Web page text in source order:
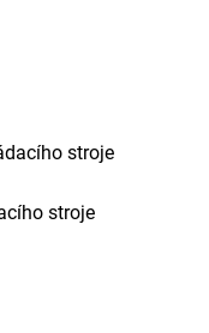
stroje